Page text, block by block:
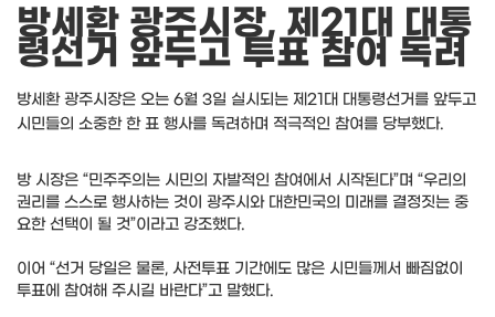
방세환 광주시장, 제21대 대통
령선거 앞두고 투표 참여 독려
방세환 광주시장은 오는 6월 3일 실시되는 제21대 대통령선거를 앞두고
시민들의 소중한 한 표 행사를 독려하며 적극적인 참여를 당부했다.
방 시장은 “민주주의는 시민의 자발적인 참여에서 시작된다”며 “우리의
권리를 스스로 행사하는 것이 광주시와 대한민국의 미래를 결정짓는 중
요한 선택이 될 것”이라고 강조했다.
이어 “선거 당일은 물론, 사전투표 기간에도 많은 시민들께서 빠짐없이
투표에 참여해 주시길 바란다”고 말했다.